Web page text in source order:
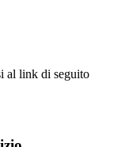
al link di seguito